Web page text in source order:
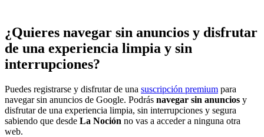
¿Quieres navegar sin anuncios y disfrutar
de una experiencia limpia y sin
interrupciones?
Puedes registrarse y disfrutar de una suscripción premium para
navegar sin anuncios de Google. Podrás navegar sin anuncios y
disfrutar de una experiencia limpia, sin interrupciones y segura
sabiendo que desde La Noción no vas a acceder a ninguna otra
web.